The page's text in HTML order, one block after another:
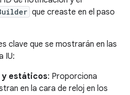
que creaste en el paso
clave que se mostrarán en las
IU:
y estáticos: Proporciona
en la cara de reloj en los